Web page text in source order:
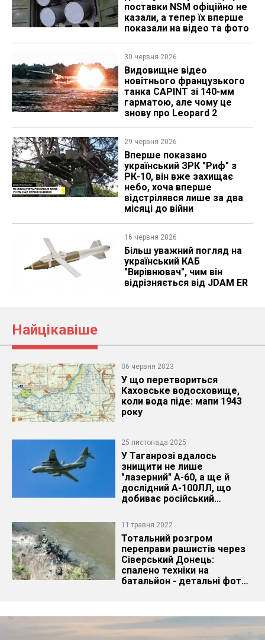
поставки NSM офіційно не
казали, а тепер їх вперше
показали на відео та фото
30 червня 2026
Видовищне відео
новітнього французького
танка CAPINT зі 140-мм
гарматою, але чому це
знову про Leopard 2
29 червня 2026
Вперше показано
український ЗРК "Риф" з
РК-10, він вже захищає
небо, хоча вперше
відстрілявся лише за два
місяці до війни
16 червня 2026
Більш уважний погляд на
український КАБ
"Вирівнювач", чим він
відрізняється від JDAM ER
Найцікавіше
06 червня 2023
У що перетвориться
Каховське водосховище,
коли вода піде: мапи 1943
року
25 листопада 2025
У Таганрозі вдалось
знищити не лише
"лазерний" А-60, а ще й
дослідний А-100ЛЛ, що
добиває російський
11 травня 2022
Тотальний розгром
переправи рашистів через
Сіверський Донець:
спалено техніки на
батальйон - детальні фото